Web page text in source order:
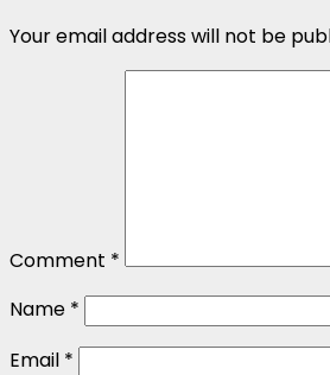
Your email address will not be
Comment *
Name *
Email *